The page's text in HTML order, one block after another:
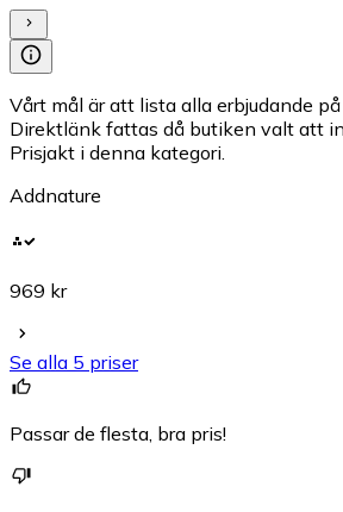
Vårt mål är att lista alla erbjudande på
Direktlänk fattas då butiken valt att
Prisjakt i denna kategori.
Addnature
969 kr
Se alla 5 priser
Passar de flesta, bra pris!